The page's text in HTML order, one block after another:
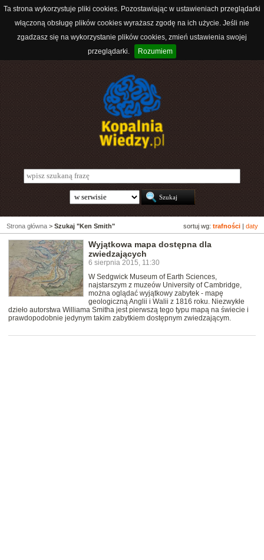
Ta strona wykorzystuje pliki cookies. Pozostawiając w ustawieniach przeglądarki
włączoną obsługę plików cookies wyrażasz zgodę na ich użycie. Jeśli nie
zgadzasz się na wykorzystanie plików cookies, zmień ustawienia swojej
przeglądarki.
Rozumiem
sortuj wg: trafności daty
Strona główna > Szukaj "Ken Smith"
Wyjątkowa mapa dostępna dla
zwiedzających
6 sierpnia 2015, 11:30
W Sedgwick Museum of Earth Sciences,
najstarszym z muzeów University of Cambridge,
można oglądać wyjątkowy zabytek - mapę
geologiczną Anglii i Walii z 1816 roku. Niezwykłe
dzieło autorstwa Williama Smitha jest pierwszą tego typu mapą na świecie i
prawdopodobnie jedynym takim zabytkiem dostępnym zwiedzającym.